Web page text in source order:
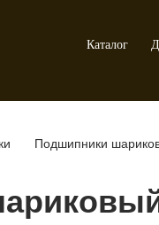
Каталог
Подшипники